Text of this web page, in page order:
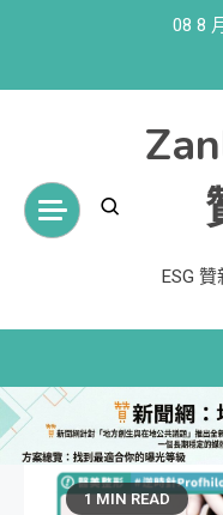
08 8
ESG
1 MIN READ